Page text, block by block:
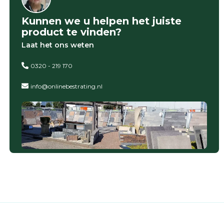
Kunnen we u helpen het juiste
product te vinden?
Laat het ons weten
0320 - 219 170
info@onlinebestrating.nl